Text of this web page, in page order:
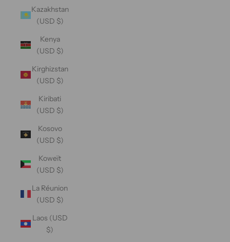
Kazakhstan
(USD $)
Kenya
(USD $)
Kirghizstan
(USD $)
Kiribati
(USD $)
Kosovo
(USD $)
Koweït
(USD $)
La Réunion
(USD $)
Laos (USD
$)